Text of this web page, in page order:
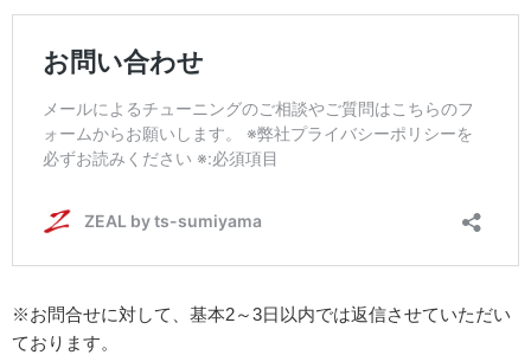
※お問合せに対して、基本2～3日以内では返信させていただい
ております。